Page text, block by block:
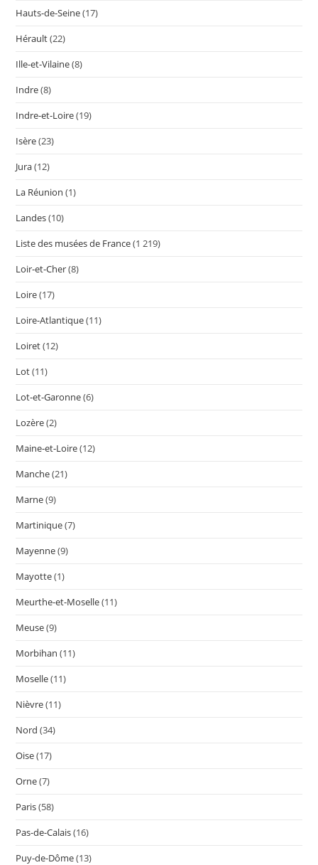
Hauts-de-Seine(17)
Hérault(22)
Ille-et-Vilaine(8)
Indre(8)
Indre-et-Loire(19)
Isère(23)
Jura(12)
La Réunion (1)
Landes(10)
Liste des musées de France(1 219)
Loir-et-Cher(8)
Loire(17)
Loire-Atlantique(11)
Loiret(12)
Lot(11)
Lot-et-Garonne(6)
Lozère(2)
Maine-et-Loire(12)
Manche(21)
Marne(9)
Martinique(7)
Mayenne(9)
Mayotte(1)
Meurthe-et-Moselle(11)
Meuse(9)
Morbihan (11)
Moselle(11)
Nièvre(11)
Nord (34)
Oise(17)
Orne(7)
Paris(58)
Pas-de-Calais(16)
Puy-de-Dôme(13)